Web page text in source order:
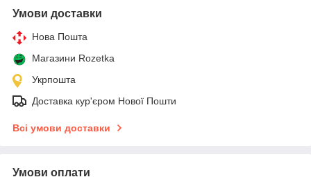
Умови доставки
Нова Пошта
Магазини Rozetka
Укрпошта
Доставка кур'єром Нової Пошти
Всі умови доставки
Умови оплати